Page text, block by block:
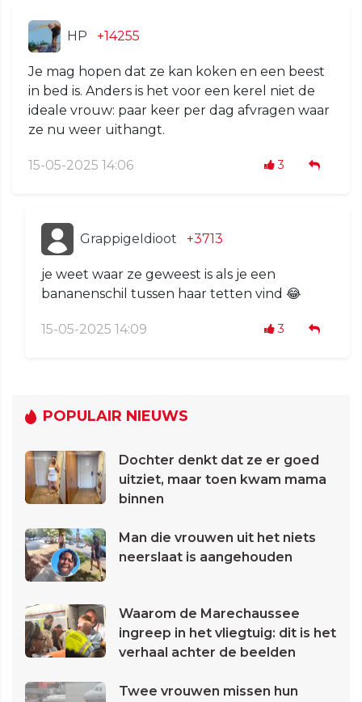
HP +14255
Je mag hopen dat ze kan koken en een beest
in bed is. Anders is het voor een kerel niet de
ideale vrouw: paar keer per dag afvragen waar
ze nu weer uithangt.
15-05-2025 14:06 3
GrappigeIdioot +3713
je weet waar ze geweest is als je een
bananenschil tussen haar tetten vind 😂
15-05-2025 14:09 3
POPULAIR NIEUWS
Dochter denkt dat ze er goed
uitziet, maar toen kwam mama
binnen
Man die vrouwen uit het niets
neerslaat is aangehouden
Waarom de Marechaussee
ingreep in het vliegtuig: dit is het
verhaal achter de beelden
Twee vrouwen missen hun